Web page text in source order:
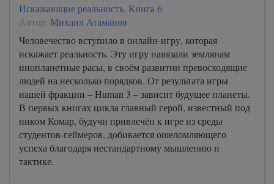
Искажающие реальность. Книга 6
Автор: Михаил Атаманов
Человечество вступило в онлайн-игру, которая
искажает реальность. Эту игру навязали землянам
инопланетные расы, в своём развитии превосходящие
людей на несколько порядков. От результата игры
нашей фракции – Human 3 – зависит будущее планеты.
В первых книгах цикла главный герой, известный под
ником Комар, будучи привлечён к игре из среды
студентов-геймеров, добивается ошеломляющего
успеха благодаря нестандартному мышлению и
тактике.